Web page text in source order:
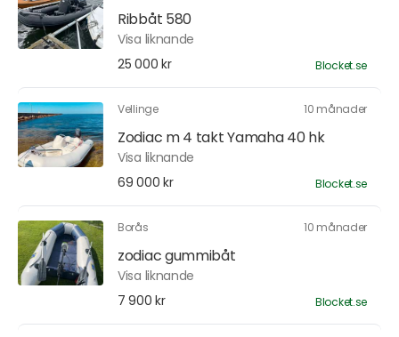
Ribbåt 580
Visa liknande
25 000 kr
Blocket.se
Vellinge 10 månader
Zodiac m 4 takt Yamaha 40 hk
Visa liknande
69 000 kr
Blocket.se
Borås 10 månader
zodiac gummibåt
Visa liknande
7 900 kr
Blocket.se